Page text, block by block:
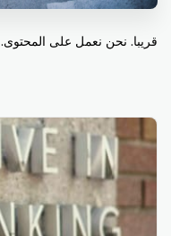
قريبا. نحن نعمل على المحتوى.